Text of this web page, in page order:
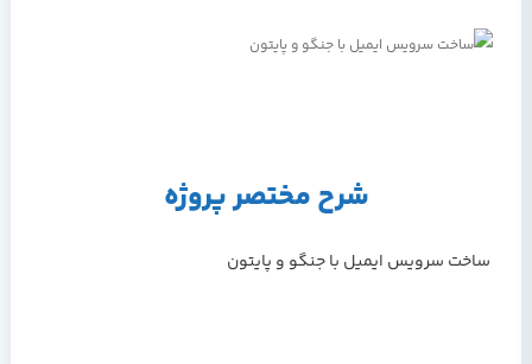
شرح مختصر پروژه
ساخت سرویس ایمیل با جنگو و پایتون